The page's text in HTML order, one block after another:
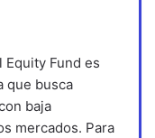
Equity Fund es
que busca
baja
mercados. Para